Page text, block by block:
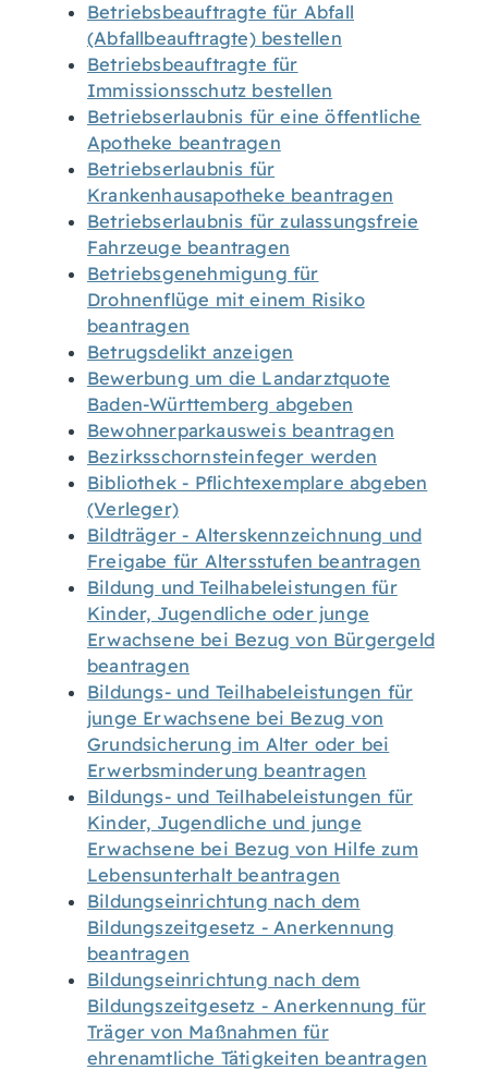
Betriebsbeauftragte für Abfall
(Abfallbeauftragte) bestellen
Betriebsbeauftragte für
Immissionsschutz bestellen
Betriebserlaubnis für eine öffentliche
Apotheke beantragen
Betriebserlaubnis für
Krankenhausapotheke beantragen
Betriebserlaubnis für zulassungsfreie
Fahrzeuge beantragen
Betriebsgenehmigung für
Drohnenflüge mit einem Risiko
beantragen
Betrugsdelikt anzeigen
Bewerbung um die Landarztquote
Baden-Württemberg abgeben
Bewohnerparkausweis beantragen
Bezirksschornsteinfeger werden
Bibliothek - Pflichtexemplare abgeben
(Verleger)
Bildträger - Alterskennzeichnung und
Freigabe für Altersstufen beantragen
Bildung und Teilhabeleistungen für
Kinder, Jugendliche oder junge
Erwachsene bei Bezug von Bürgergeld
beantragen
Bildungs- und Teilhabeleistungen für
junge Erwachsene bei Bezug von
Grundsicherung im Alter oder bei
Erwerbsminderung beantragen
Bildungs- und Teilhabeleistungen für
Kinder, Jugendliche und junge
Erwachsene bei Bezug von Hilfe zum
Lebensunterhalt beantragen
Bildungseinrichtung nach dem
Bildungszeitgesetz - Anerkennung
beantragen
Bildungseinrichtung nach dem
Bildungszeitgesetz - Anerkennung für
Träger von Maßnahmen für
ehrenamtliche Tätigkeiten beantragen